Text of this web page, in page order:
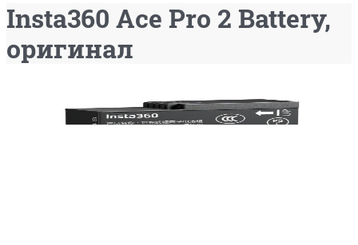
Insta360 Ace Pro 2 Battery,
оригинал